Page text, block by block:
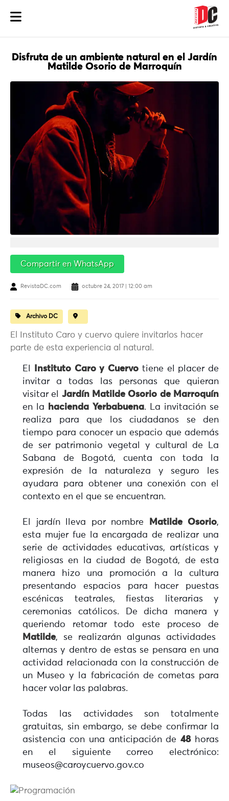
Disfruta de un ambiente natural en el Jardín
Matilde Osorio de Marroquín
Compartir en WhatsApp
RevistaDC.com octubre 24, 2017 | 12:00 am
Archivo DC
El Instituto Caro y cuervo quiere invitarlos hacer
parte de esta experiencia al natural.
El Instituto Caro y Cuervo tiene el placer de
invitar a todas las personas que quieran
visitar el Jardín Matilde Osorio de Marroquín
en la
hacienda Yerbabuena. La invitación se
realiza para que los ciudadanos se den
tiempo para conocer un espacio que además
de ser patrimonio vegetal y cultural de La
Sabana de Bogotá, cuenta con toda la
expresión de la naturaleza y seguro les
ayudara para obtener una conexión con el
contexto en el que se encuentran.
El jardín lleva por nombre Matilde Osorio,
esta mujer fue la encargada de realizar una
serie de actividades educativas, artísticas y
religiosas en la ciudad de Bogotá, de esta
manera hizo una promoción a la cultura
presentando espacios para hacer puestas
escénicas teatrales, fiestas literarias y
ceremonias católicos. De dicha manera y
queriendo retomar todo este proceso de
Matilde, se realizarán algunas actividades
alternas y dentro de estas se pensara en una
actividad relacionada con la construcción de
un Museo y la fabricación de cometas para
hacer volar las palabras.
Todas las actividades son totalmente
gratuitas, sin embargo, se debe confirmar la
asistencia con una anticipación de48horas
en el siguiente correo electrónico:
museos@caroycuervo.gov.co